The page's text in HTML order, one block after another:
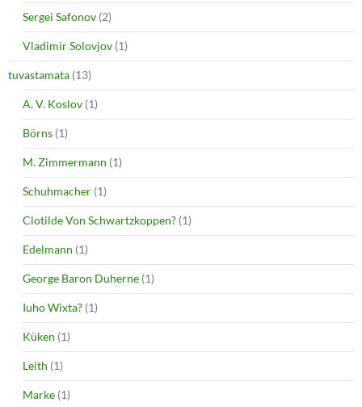
Sergei Safonov (2)
Vladimir Solovjov (1)
tuvastamata (13)
A. V. Koslov (1)
Börns (1)
M. Zimmermann (1)
Schuhmacher (1)
Clotilde Von Schwartzkoppen? (1)
Edelmann (1)
George Baron Duherne (1)
Iuho Wixta? (1)
Küken (1)
Leith (1)
Marke (1)